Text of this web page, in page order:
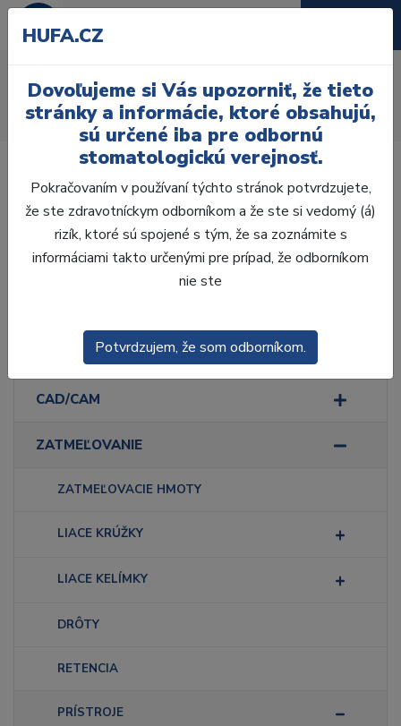
Úvod Laboratórium, Zub. technika
Zatmeľovanie
Prístroje
Liace prístroje
Laboratórium, Zub.
technika
VOSKOVÁ MODELÁCIA
CAD/CAM
ZATMEĽOVANIE
ZATMEĽOVACIE HMOTY
LIACE KRÚŽKY
LIACE KELÍMKY
DRÔTY
RETENCIA
PRÍSTROJE
HUFA.CZ
Dovoľujeme si Vás upozorniť, že tieto
stránky a informácie, ktoré obsahujú,
sú určené iba pre odbornú
stomatologickú verejnosť.
Pokračovaním v používaní týchto stránok potvrdzujete,
že ste zdravotníckym odborníkom a že ste si vedomý (á)
rizík, ktoré sú spojené s tým, že sa zoznámite s
informáciami takto určenými pre prípad, že odborníkom
nie ste
Potvrdzujem, že som odborníkom.